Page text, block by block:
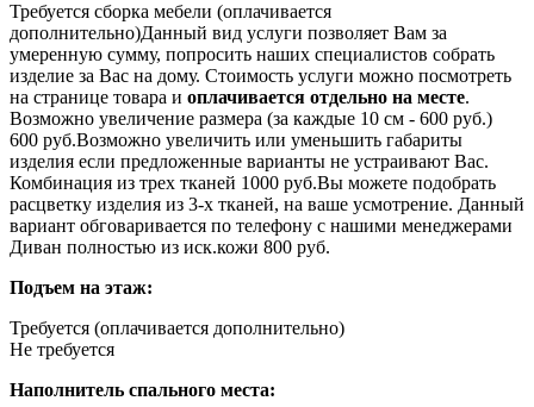
Требуется сборка мебели (оплачивается
дополнительно)Данный вид услуги позволяет Вам за
умеренную сумму, попросить наших специалистов собрать
изделие за Вас на дому. Стоимость услуги можно посмотреть
на странице товара и оплачивается отдельно на месте.
Возможно увеличение размера (за каждые 10 см - 600 руб.)
600 руб.Возможно увеличить или уменьшить габариты
изделия если предложенные варианты не устраивают Вас.
Комбинация из трех тканей 1000 руб.Вы можете подобрать
расцветку изделия из 3-х тканей, на ваше усмотрение. Данный
вариант обговаривается по телефону с нашими менеджерами
Диван полностью из иск.кожи 800 руб.
Подъем на этаж:
Требуется (оплачивается дополнительно)
Не требуется
Наполнитель спального места: